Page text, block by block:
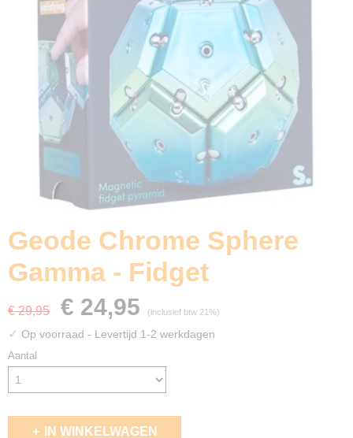
Geode Chrome Sphere
Gamma - Fidget
€ 29,95 € 24,95 (inclusief btw 21%)
✓ Op voorraad - Levertijd 1-2 werkdagen
Aantal
IN WINKELWAGEN